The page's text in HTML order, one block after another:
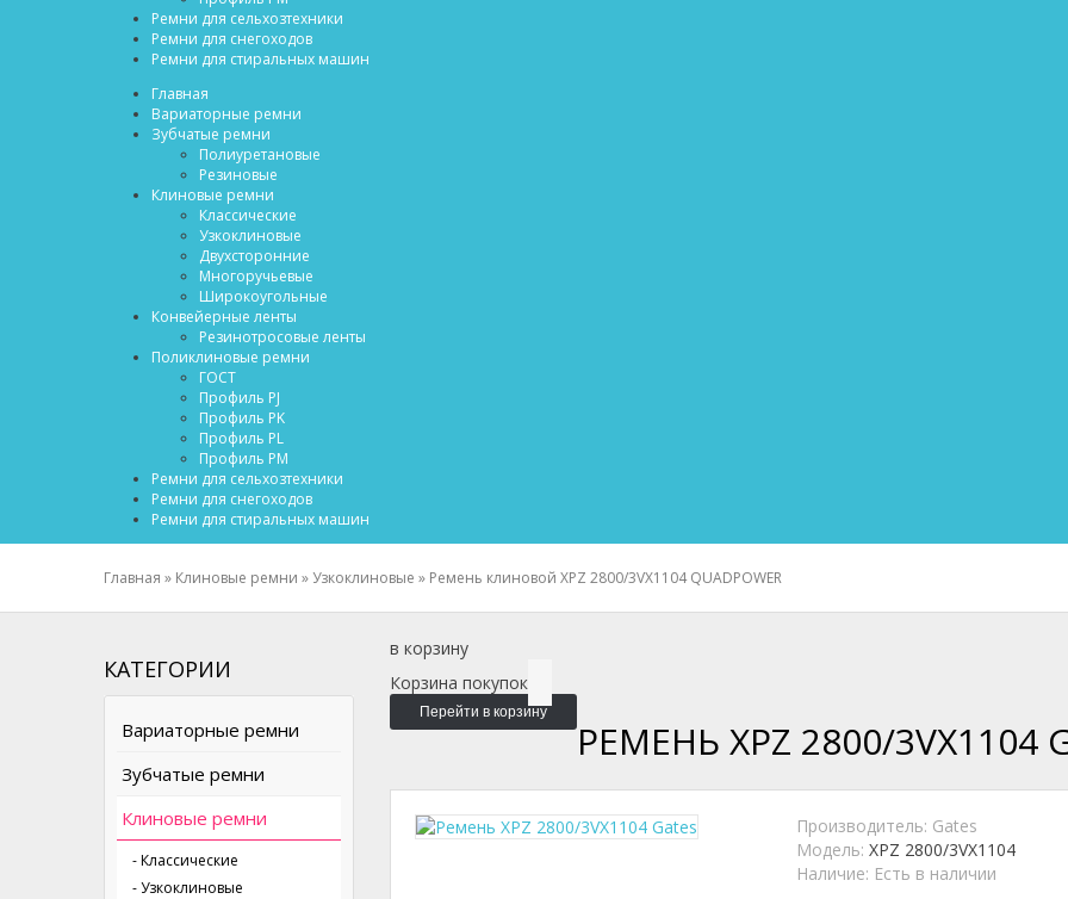
Ремни для сельхозтехники
Ремни для снегоходов
Ремни для стиральных машин
Главная
Вариаторные ремни
Зубчатые ремни
Полиуретановые
Резиновые
Клиновые ремни
Классические
Узкоклиновые
Двухсторонние
Многоручьевые
Широкоугольные
Конвейерные ленты
Резинотросовые ленты
Поликлиновые ремни
ГОСТ
Профиль PJ
Профиль PK
Профиль PL
Профиль PM
Ремни для сельхозтехники
Ремни для снегоходов
Ремни для стиральных машин
Главная » Клиновые ремни »Узкоклиновые » Ремень клиновой XPZ 2800/3VX1104 QUADPOWER
КАТЕГОРИИ
Вариаторные ремни
Зубчатые ремни
Клиновые ремни
- Классические
- Узкоклиновые
в корзину
Корзина покупок
Перейти в корзину
РЕМЕНЬ XPZ 2800/3VX1104
Производитель: Gates
Модель: XPZ 2800/3VX1104
Наличие: Есть в наличии